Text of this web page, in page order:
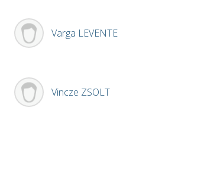
Varga LEVENTE
Vincze ZSOLT